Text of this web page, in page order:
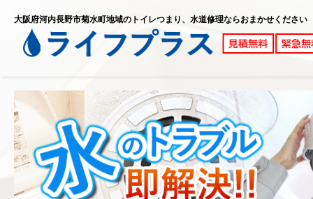
大阪府河内長野市菊水町地域のトイレつまり、水道修理ならおまかせください